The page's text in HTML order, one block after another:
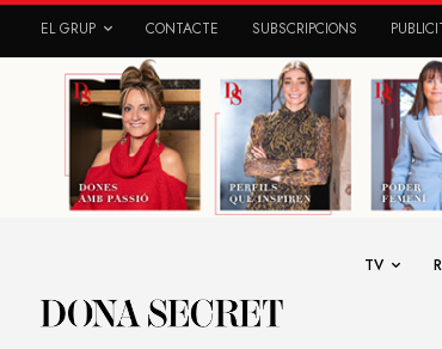
EL GRUP CONTACTE SUBSCRIPCIONS
TV